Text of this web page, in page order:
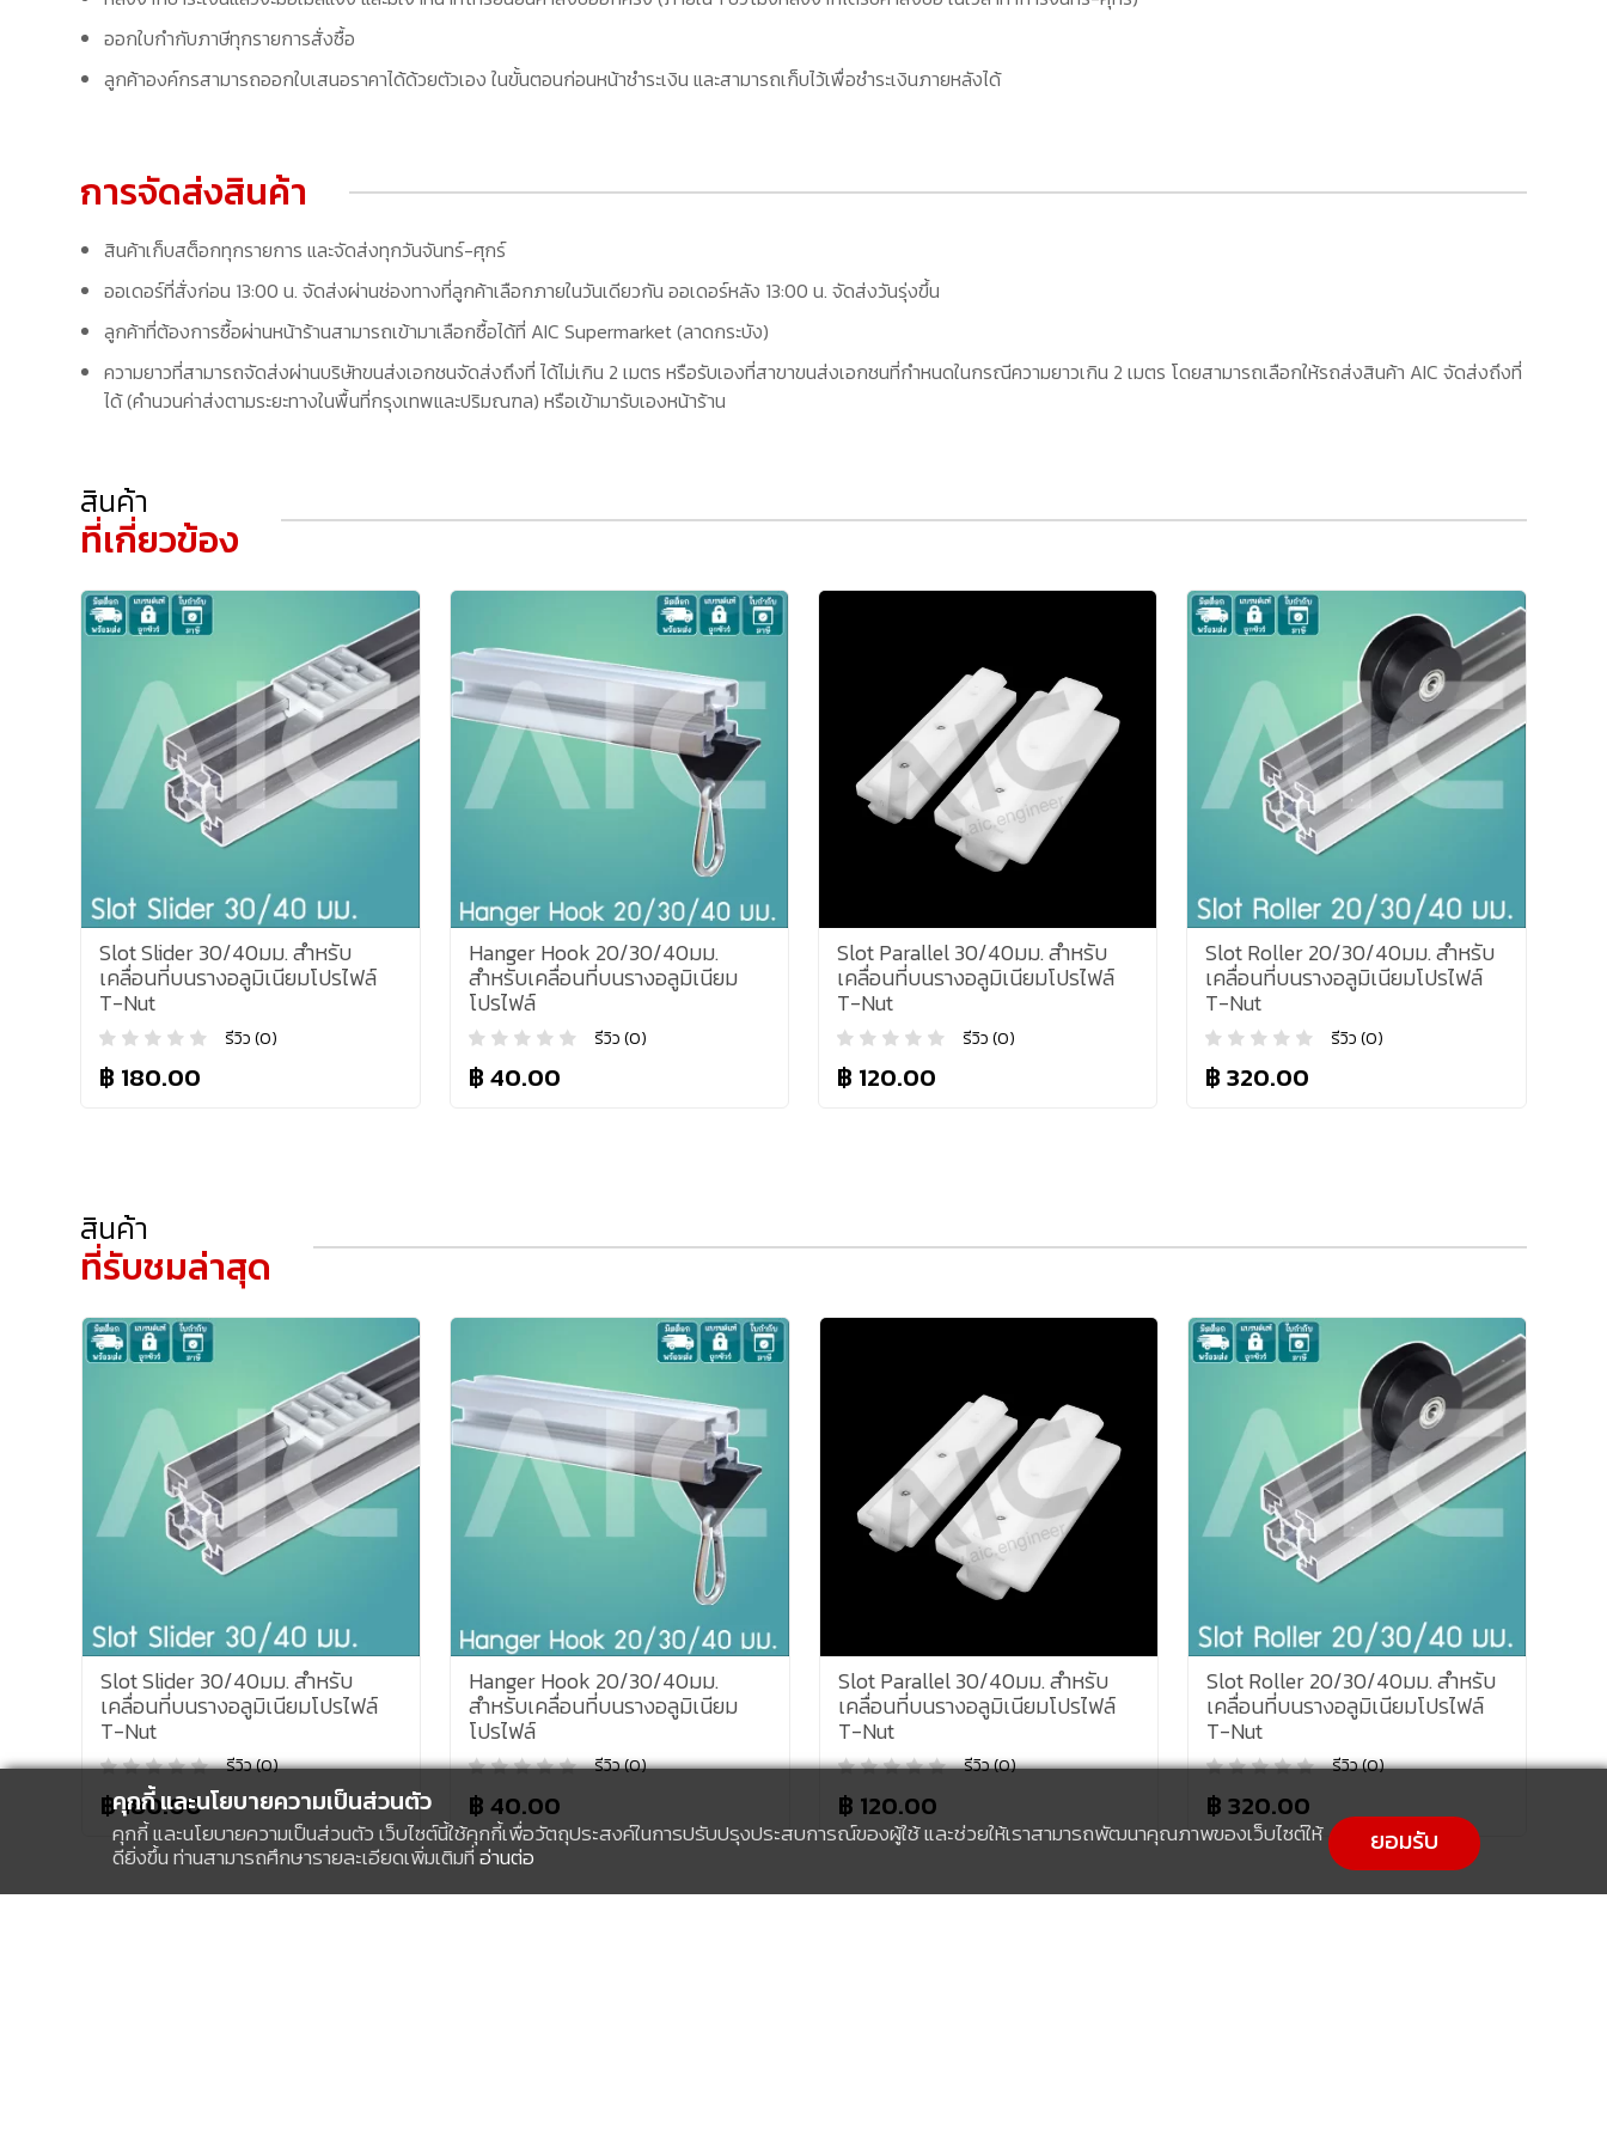
ออกใบกำกับภาษีทุกรายการสั่งซื้อ
ลูกค้าองค์กรสามารถออกใบเสนอราคาได้ด้วยตัวเอง ในขั้นตอนก่อนหน้าชำระเงิน และสามารถเก็บไว้เพื่อชำระเงินภายหลังได้
การจัดส่งสินค้า
สินค้าเก็บสต็อกทุกรายการ และจัดส่งทุกวันจันทร์-ศุกร์
ออเดอร์ที่สั่งก่อน 13:00 น. จัดส่งผ่านช่องทางที่ลูกค้าเลือกภายในวันเดียวกัน ออเดอร์หลัง 13:00 น. จัดส่งวันรุ่งขึ้น
ลูกค้าที่ต้องการซื้อผ่านหน้าร้านสามารถเข้ามาเลือกซื้อได้ที่ AIC Supermarket (ลาดกระบัง)
ความยาวที่สามารถจัดส่งผ่านบริษัทขนส่งเอกชนจัดส่งถึงที่ ได้ไม่เกิน 2 เมตร หรือรับเองที่สาขาขนส่งเอกชนที่กำหนดในกรณีความยาวเกิน 2 เมตร โดยสามารถเลือกให้รถส่งสินค้า AIC จัดส่งถึงที่
ได้ (คำนวนค่าส่งตามระยะทางในพื้นที่กรุงเทพและปริมณฑล) หรือเข้ามารับเองหน้าร้าน
สินค้า
ที่เกี่ยวข้อง
Slot Slider 30/40มม. สำหรับ
เคลื่อนที่บนรางอลูมิเนียมโปรไฟล์
T-Nut
รีวิว (0)
฿ 180.00
Hanger Hook 20/30/40มม.
สำหรับเคลื่อนที่บนรางอลูมิเนียม
โปรไฟล์
รีวิว (0)
฿ 40.00
Slot Parallel 30/40มม. สำหรับ
เคลื่อนที่บนรางอลูมิเนียมโปรไฟล์
T-Nut
รีวิว (0)
฿ 120.00
Slot Roller 20/30/40มม. สำหรับ
เคลื่อนที่บนรางอลูมิเนียมโปรไฟล์
T-Nut
รีวิว (0)
฿ 320.00
สินค้า
ที่รับชมล่าสุด
Slider 30/40มม. สำหรับ
นที่บนรางอลูมิเนียมโปรไฟล์
รีวิว (0)
Hanger Hook 20/30/40มม.
สำหรับเคลื่อนที่บนรางอลูมิเนียม
รีวิว (0)
฿ 40.00
Slot Parallel 30/40มม. สำหรับ
เคลื่อนที่บนรางอลูมิเนียมโปรไฟล์
รีวิว (0)
Slot Roller 20/30/40มม. สำหรับ
เคลื่อนที่บนรางอลูมิเนียมโปรไฟล์
รีวิว (0)
Slot Slider 30/
เคลื่อนที่บนรางอลู
รีวิว
คุกกี้ และนโยบายความเป็นส่วนตัว
คุกกี้ และนโยบายความเป็นส่วนตัว เว็บไซต์นี้ใช้คุกกี้เพื่อวัตถุประสงค์ในการปรับปรุงประสบการณ์ของผู้ใช้ และช่วยให้เราสามารถพัฒนาคุณภาพของเว็บไซต์ให้
ดียิ่งขึ้น ท่านสามารถศึกษารายละเอียดเพิ่มเติมที่อ่านต่อ ยอมรับ